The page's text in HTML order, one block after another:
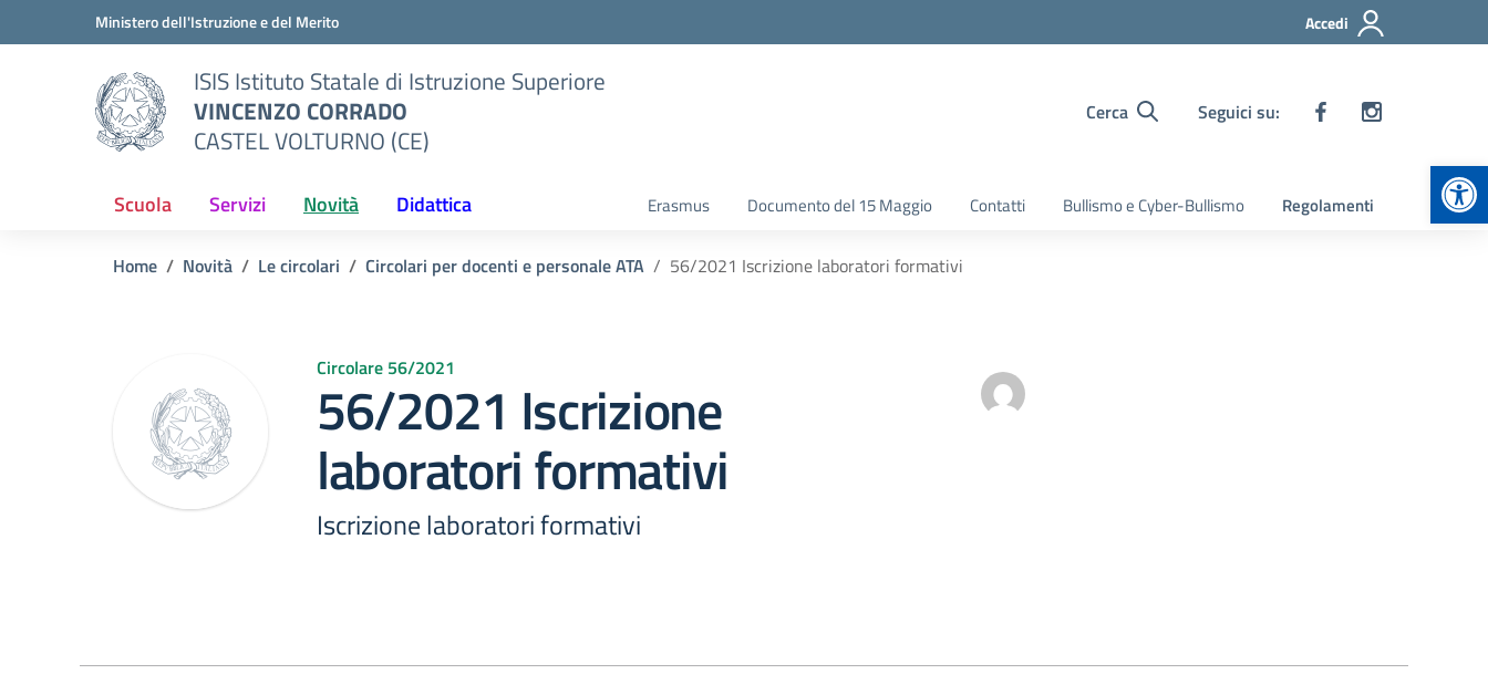
Vai ai contenuti
Vai al menu di navigazioneMinistero dell'Istruzione e del Merito Accedi
ISIS Istituto Statale di Istruzione Superiore
VINCENZO CORRADO
CASTEL VOLTURNO (CE)
Cerca Seguici su:
Scuola Servizi Novità Didattica Erasmus Documento del 15 Maggio Contatti Bullismo e Cyber-Bullismo Regolamenti
Home Novità Le circolari Circolari per docenti e personale ATA 56/2021 Iscrizione laboratori formativi
Circolare 56/2021
56/2021 Iscrizione
laboratori formativi
Iscrizione laboratori formativi